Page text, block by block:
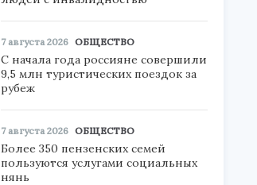
7 августа 2026 ОБЩЕСТВО
С начала года россияне совершили
9,5 млн туристических поездок за
рубеж
7 августа 2026 ОБЩЕСТВО
Более 350 пензенских семей
пользуются услугами социальных
нянь